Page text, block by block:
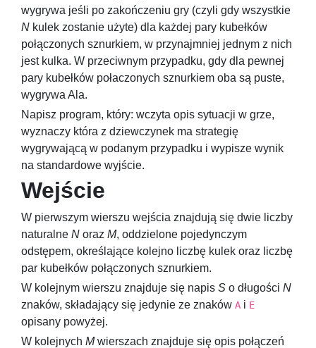
wygrywa jeśli po zakończeniu gry (czyli gdy wszystkie
N kulek zostanie użyte) dla każdej pary kubełków
połączonych sznurkiem, w przynajmniej jednym z nich
jest kulka. W przeciwnym przypadku, gdy dla pewnej
pary kubełków połaczonych sznurkiem oba są puste,
wygrywa Ala.
Napisz program, który: wczyta opis sytuacji w grze,
wyznaczy która z dziewczynek ma strategię
wygrywającą w podanym przypadku i wypisze wynik
na standardowe wyjście.
Wejście
W pierwszym wierszu wejścia znajdują się dwie liczby
naturalne N oraz M, oddzielone pojedynczym
odstępem, określające kolejno liczbę kulek oraz liczbę
par kubełków połączonych sznurkiem.
W kolejnym wierszu znajduje się napis S o długości N
znaków, składający się jedynie ze znaków A i E
opisany powyżej.
W kolejnych Mwierszach znajduje się opis połączeń